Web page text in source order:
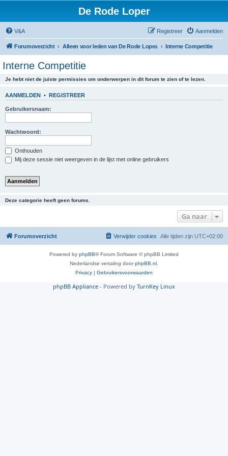
De Rode Loper
V&A Aanmelden
Registreer
Forumoverzicht Alleen voor leden van De Rode Loper. Interne Competitie
Interne Competitie
Je hebt niet de juiste permissies om onderwerpen in dit forum te zien of te lezen.
AANMELDEN • REGISTREER
Gebruikersnaam:
Wachtwoord:
Onthouden
Mij deze sessie niet weergeven in de lijst met online gebruikers
Deze categorie heeft geen forums.
Ga naar
Forumoverzicht Alle tijden zijn UTC+02:00
Verwijder cookies
Powered by phpBB® Forum Software © phpBB Limited
Nederlandse vertaling doorphpBB.nl
Privacy | Gebruikersvoorwaarden
phpBB Appliance - Powered by TurnKey Linux